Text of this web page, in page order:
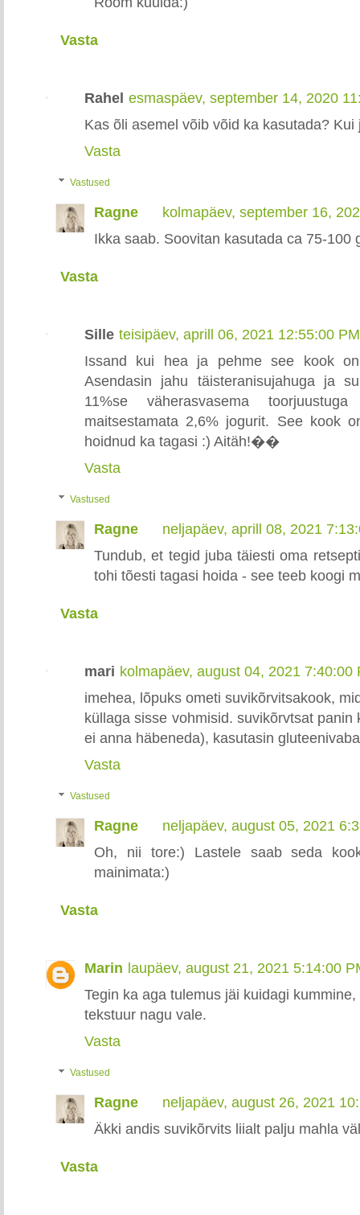
Vasta
Rahel esmaspäev, september 14, 2020
Kas õli asemel võib võid ka kasutada?
Vasta
Vastused
Ragne
kolmapäev, september 16,
Ikka saab. Soovitan kasutada ca 75-100
Vasta
Sille teisipäev, aprill 06, 2021 12:55:00 PM
Issand kui hea ja pehme see kook
Asendasin jahu täisteranisujahuga ja
11%se väherasvasema
maitsestamata 2,6% jogurit. See kook
hoidnud ka tagasi :) Aitäh!��
Vasta
Vastused
Ragne
neljapäev, aprill 08, 2021
Tundub, et tegid juba täiesti oma
tohi tõesti tagasi hoida - see teeb koogi
Vasta
mari kolmapäev, august 04, 2021 7:40:00
imehea, lõpuks ometi suvikõrvitsakook,
küllaga sisse vohmisid. suvikõrvtsat
ei anna häbeneda), kasutasin
Vasta
Vastused
Ragne
neljapäev, august 05, 2021
Oh, nii tore:) Lastele saab seda
mainimata:)
Vasta
Marin laupäev, august 21, 2021 5:14:00
Tegin ka aga tulemus jäi kuidagi
tekstuur nagu vale.
Vasta
Vastused
Ragne
neljapäev, august 26, 2021
Äkki andis suvikõrvits liialt palju mahla
Vasta